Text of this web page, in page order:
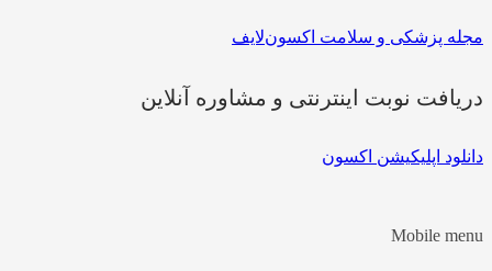
مجله پزشکی و سلامت اکسون‌لایف
دریافت نوبت اینترنتی و مشاوره آنلاین
دانلود اپلیکیشن اکسون
Mobile menu